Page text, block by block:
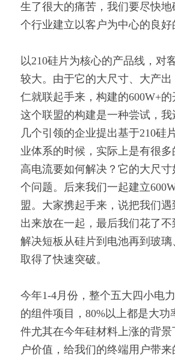
生了很大的痛苦，我们要尽快
个行业建立以客户为中心的良好
以210硅片为核心的产品线，对
较大。由于它的大尺寸、大产出
仁就联起手来，构建的600W+的
这个联盟的构建是一种尝试，我
几个引领的企业提出基于210硅
业体系的时候，实际上是有很
高电流要如何解决？它的大尺
个问题。后来我们一起建立
盟。大家携起手来，说把我们
出来放在一起，最后我们花了不
解决短板从硅片到电池再到玻
取得了快速突破。
今年1-4月份，整个五大四小电
的组件项目，80%以上都是大功
件尤其在今年硅材料上涨的背
户价值，给我们的终端用户带来